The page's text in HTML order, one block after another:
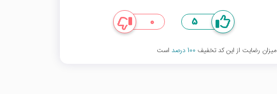
5
0
میزان رضایت از این کد تخفیف 100 درصد است